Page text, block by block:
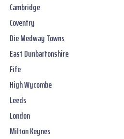
Cambridge
Coventry
Die Medway Towns
East Dunbartonshire
Fife
High Wycombe
Leeds
London
Milton Keynes